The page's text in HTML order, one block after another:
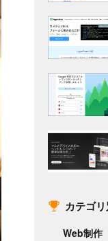
カテゴ
Web制作